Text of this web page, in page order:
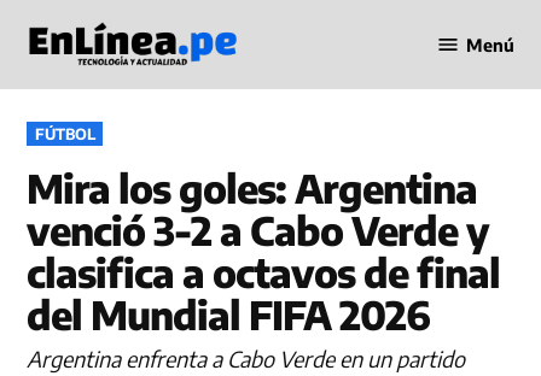
contenido
en Línea
Menú
PUBLICADO
EN
FÚTBOL
Mira los goles: Argentina
venció 3-2 a Cabo Verde y
clasifica a octavos de final
del Mundial FIFA 2026
Argentina enfrenta a Cabo Verde en un partido